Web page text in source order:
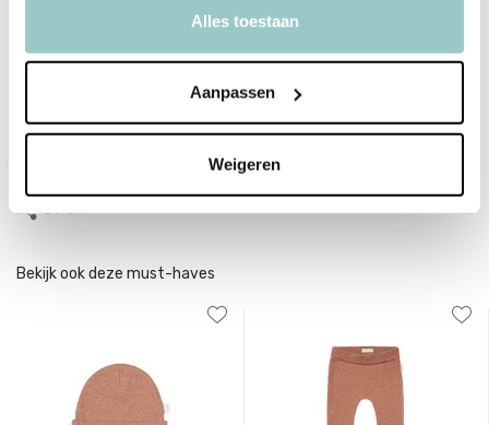
Alles toestaan
Aanpassen
Weigeren
8719788761820
Delen
Bekijk ook deze must-haves